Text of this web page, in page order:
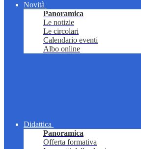
Novità
Panoramica
Le notizie
Le circolari
Calendario eventi
Albo online
Didattica
Panoramica
Offerta formativa